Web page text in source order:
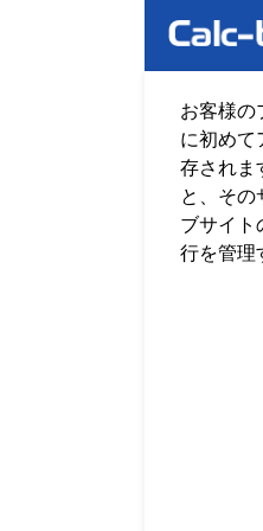
お客様の
に初めて
存されま
と、その
ブサイト
行を管理